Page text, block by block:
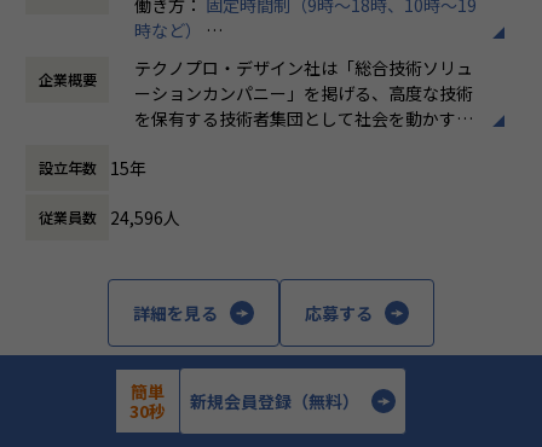
・ WPFを用いたWindowsアプリケーションの詳細設計・実
・ FA機器から取り込んだ3Dモデルの2D UI表示機能の開発
・ 頂点データの3Dモデル変換・管理（追加・更新）機能の
縮小）機能の開発
張）
大手電子機器メーカーより受託したFA機器向けWindowsア
プリケーション開発プロジェクトにて、メンバーを増員しま
WPFをベースとした3Dモデル表示・操作UIの開発を担うチー
時など）
時間外労働の有無： 有（月平均20時間）
休憩時間： 60分
企業概要
テクノプロ・デザイン社は「総合技術ソリュ
ーションカンパニー」を掲げる、高度な技術
を保有する技術者集団として社会を動かすこ
に渡ります。いわゆる技術者派遣と呼ばれ
働く場所に関わらない事業支援や最新技術を
用いた研究開発などを行っています。
加速度的に技術革新が進む現代社会。開発サ
イクルの短期化、製品開発の多角化や上流工
程プロジェクトの増加といった世の中で技術
設立年数 15年
従業員数 24,596人
詳細を見る 応募する
株式会社テクノプロ・デザイン
簡単
30秒
新規会員登録（無料）